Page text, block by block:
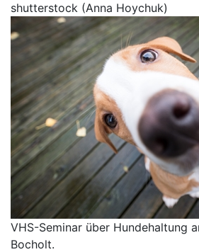
shutterstock (Anna Hoychuk)
VHS-Seminar über Hundehaltung
Bocholt.